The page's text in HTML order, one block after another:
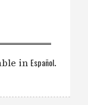
in Español.